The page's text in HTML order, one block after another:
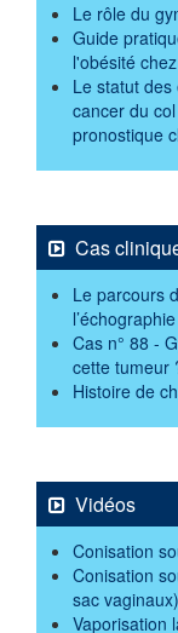
Le rôle du
Guide
l'obésité
Le statut
cancer du
pronostique
Cas
Le parcours
Cas n° 88 -
cette tumeur
Histoire de
Vidéos
Conisation
Conisation
sac vaginaux)
Vaporisation